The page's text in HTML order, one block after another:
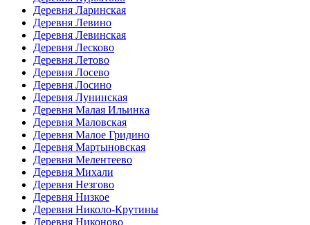
Деревня Ларинская
Деревня Левино
Деревня Левинская
Деревня Лесково
Деревня Летово
Деревня Лосево
Деревня Лосино
Деревня Лунинская
Деревня Малая Ильинка
Деревня Маловская
Деревня Малое Гридино
Деревня Мартыновская
Деревня Мелентеево
Деревня Михали
Деревня Незгово
Деревня Низкое
Деревня Николо-Крутины
Деревня Никоново